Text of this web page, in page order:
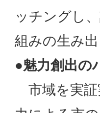
ッチングし
組みの生み
●魅力創出の
市域を実証